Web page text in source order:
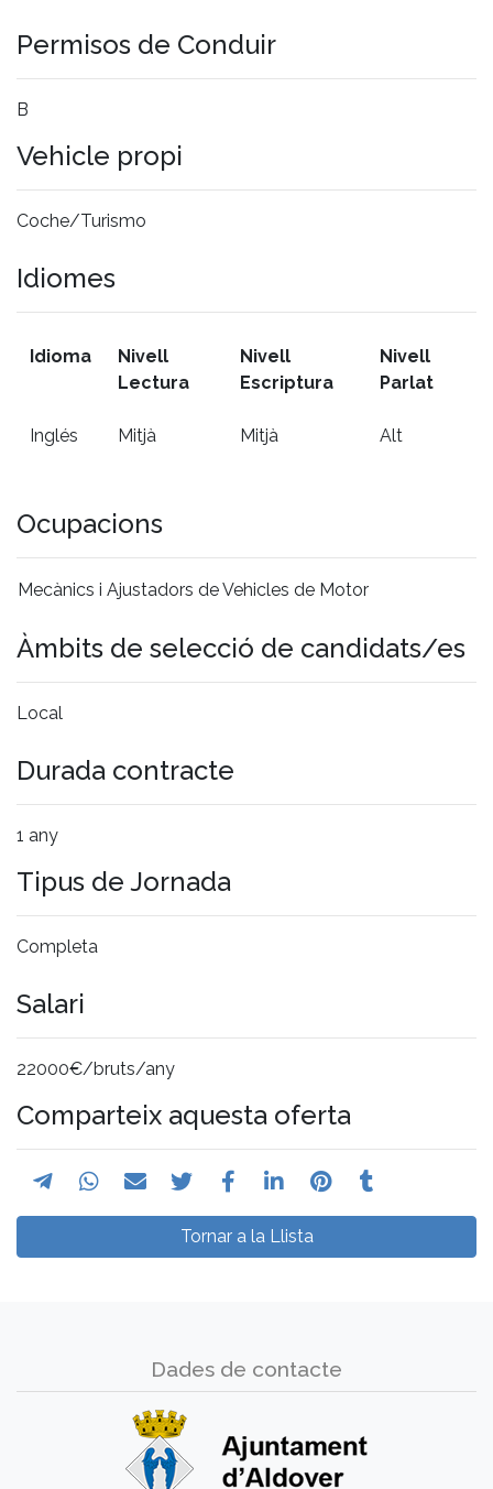
Permisos de Conduir
B
Vehicle propi
Coche/Turismo
Idiomes
Idioma
Nivell
Lectura
Nivell
Escriptura
Nivell
Parlat
Inglés Mitjà Mitjà Alt
Ocupacions
Mecànics i Ajustadors de Vehicles de Motor
Àmbits de selecció de candidats/es
Local
Durada contracte
1 any
Tipus de Jornada
Completa
Salari
22000€/bruts/any
Comparteix aquesta oferta
Tornar a la Llista
Dades de contacte